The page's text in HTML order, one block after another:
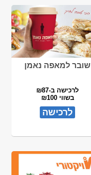
שובר למאפה נאמן
לרכישה ב-₪87
בשווי ₪100
לרכישה